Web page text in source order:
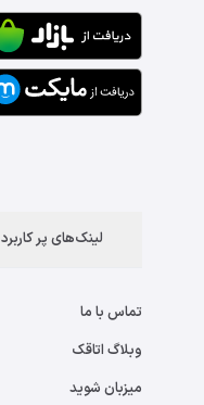
لینک‌های پر کاربرد
تماس با ما
وبلاگ اتاقک
میزبان شوید